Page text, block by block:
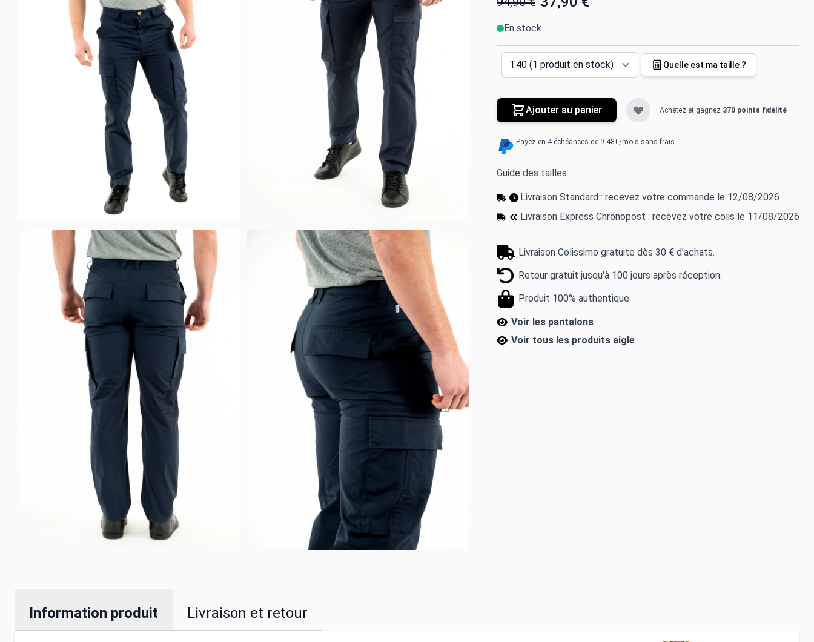
En stock
Quelle est ma taille ?
Ajouter au panier Achetez et gagnez 370 points fidélité
Payez en 4 échéances de 9.48€/mois sans frais.
Guide des tailles
Livraison Standard : recevez votre commande le 12/08/2026
Livraison Express Chronopost : recevez votre colis le 11/08/2026
Livraison Colissimo gratuite dès 30 € d'achats.
Retour gratuit jusqu'à 100 jours après réception.
Produit 100% authentique.
Voir les pantalons
Voir tous les produits aigle
Information produit Livraison et retour